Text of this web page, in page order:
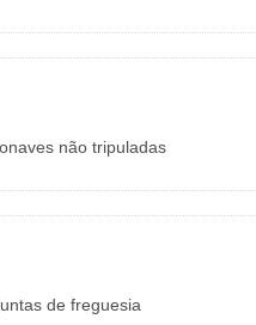
não tripuladas
de freguesia